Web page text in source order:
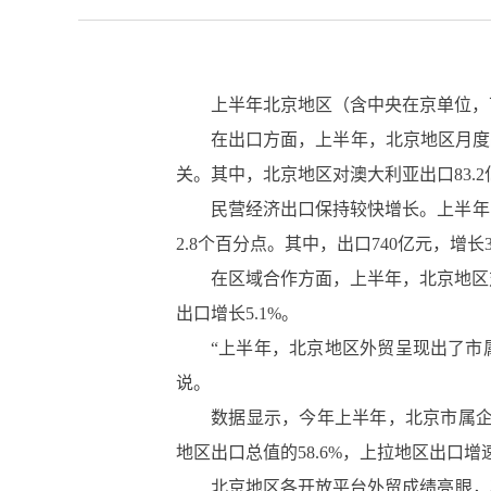
上半年北京地区（含中央在京单位
在出口方面，上半年，北京地区月
关。其中，北京地区对澳大利亚出口83.2
民营经济出口保持较快增长。上半
2.8个百分点。其中，出口740亿元，增长
在区域合作方面，上半年，北京地
出口增长5.1%。
“上半年，北京地区外贸呈现出了
说。
数据显示，今年上半年，北京市属
地区出口总值的58.6%，上拉地区出口增
北京地区各开放平台外贸成绩亮眼